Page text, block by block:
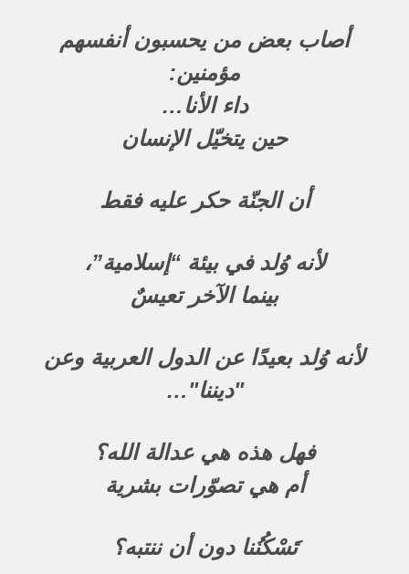
أصاب بعض من يحسبون أنفسهم
مؤمنين:
داء الأنا…
حين يتخيّل الإنسان
أن الجنّة حكر عليه فقط
لأنه وُلد في بيئة “إسلامية”،
بينما الآخر تعيسٌ
لأنه وُلد بعيدًا عن الدول العربية وعن
"ديننا"…
فهل هذه هي عدالة الله؟
أم هي تصوّرات بشرية
تَسْكُنُنا دون أن ننتبه؟